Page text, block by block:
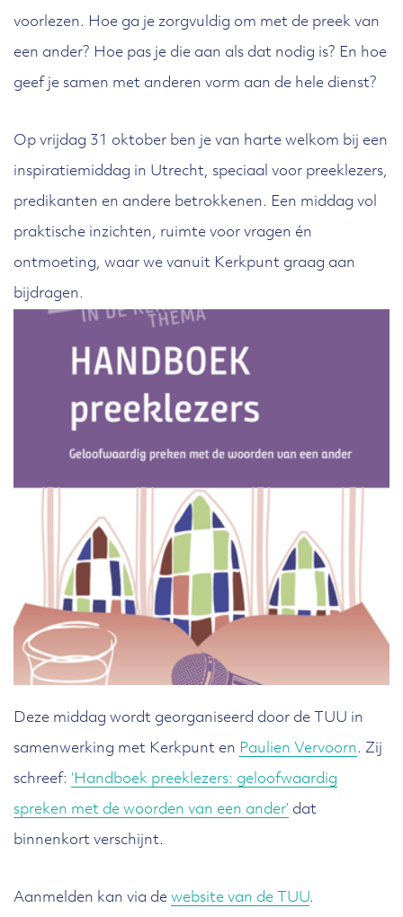
voorlezen. Hoe ga je zorgvuldig om met de preek van
een ander? Hoe pas je die aan als dat nodig is? En hoe
geef je samen met anderen vorm aan de hele dienst?
Op vrijdag 31 oktober ben je van harte welkom bij een
inspiratiemiddag in Utrecht, speciaal voor preeklezers,
predikanten en andere betrokkenen. Een middag vol
praktische inzichten, ruimte voor vragen én
ontmoeting, waar we vanuit Kerkpunt graag aan
bijdragen.
Deze middag wordt georganiseerd door de TUU in
samenwerking met Kerkpunt en Paulien Vervoorn. Zij
schreef: ‘Handboek preeklezers: geloofwaardig
spreken met de woorden van een ander’ dat
binnenkort verschijnt.
Aanmelden kan via de website van de TUU.